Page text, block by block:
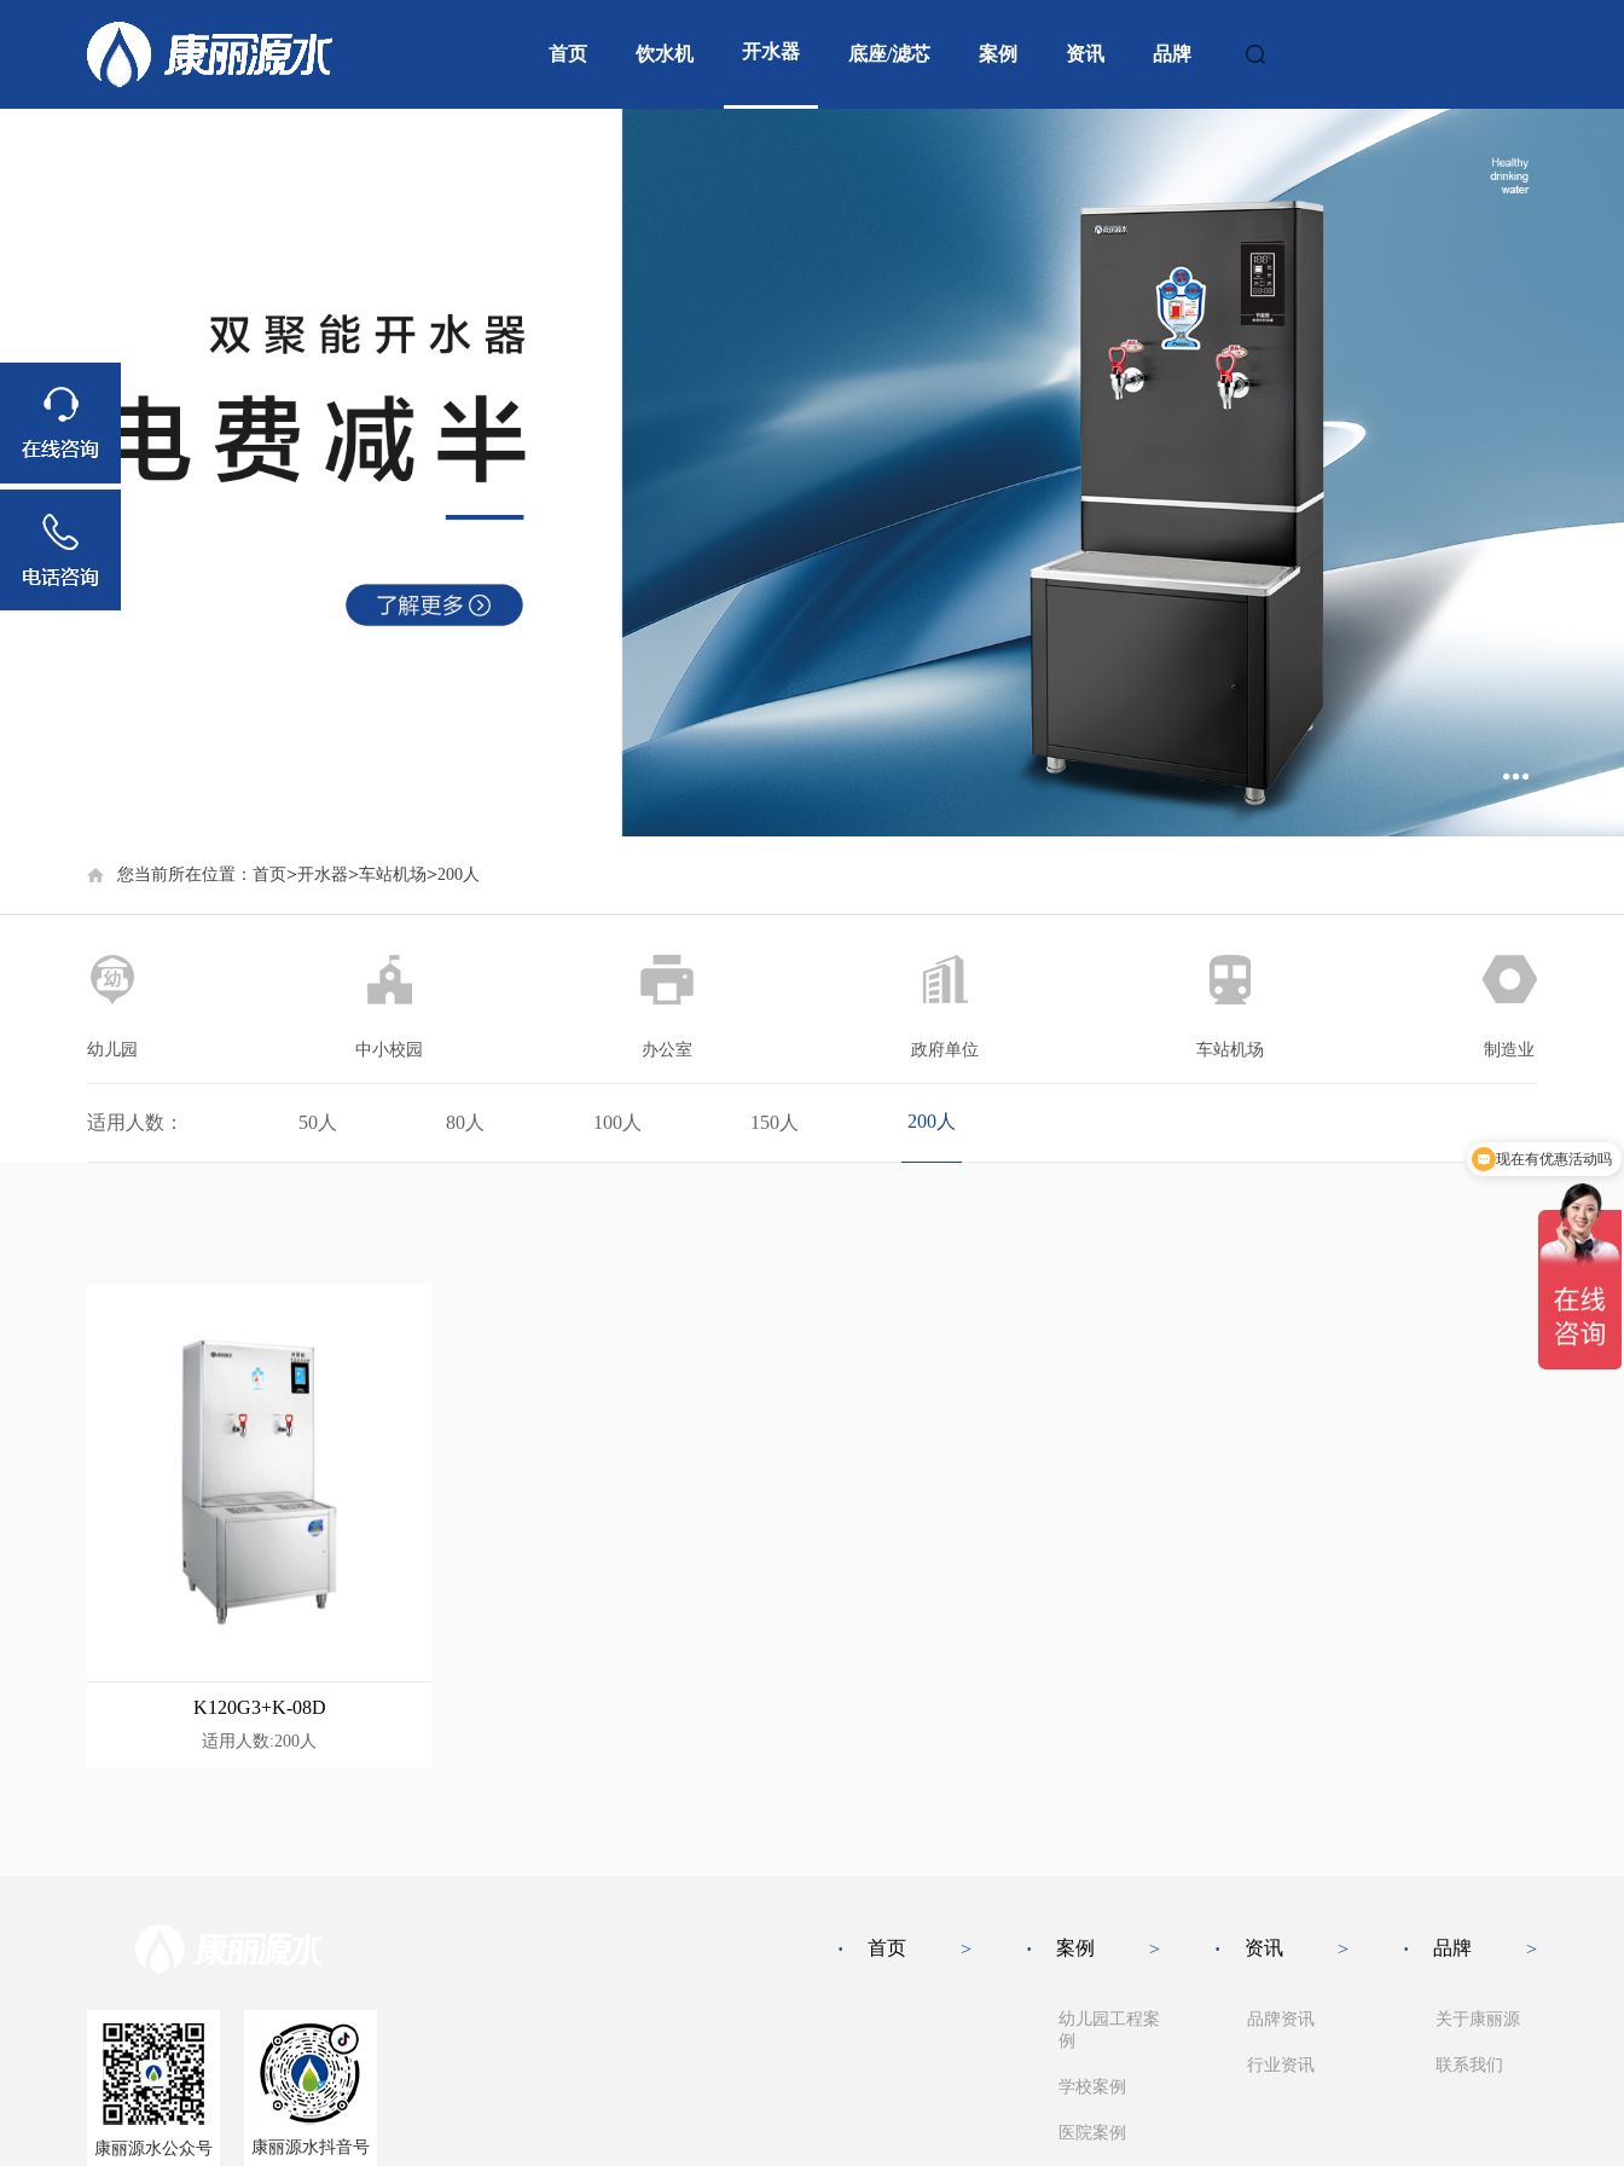
首页 饮水机 开水器 底座/滤芯 案例 资讯 品牌
交通工运输程
适用人数40人
适用人数50人 适用人数100人 适用人数150人 适用人数200人
适用人数50人 适用人数10人 适用人数30人
适用人数30人 适用人数50人 适用人数100人 适用人数150人 适用人数200人
适用人数30人 适用人数50人 适用人数100人 适用人数150人 适用人数200人
适用人数50人 适用人数100人 适用人数150人 适用人数200人
适用人数30人 适用人数50人 适用人数80人
适用人数50人 适用人数80人
适用人数30人 适用人数50人 适用人数80人 适用人数100人 适用人数150人 适用人数200人
适用人数50人 适用人数80人 适用人数100人 适用人数150人 适用人数200人
适用人数50人 适用人数80人 适用人数100人 适用人数150人
400-800-7052
您当前所在位置： 首页>开水器>车站机场>200人
幼儿园 中小校园 办公室 政府单位 车站机场 制造业
适用人数： 50人 80人 100人 150人 200人
K120G3+K-08D
适用人数:200人
· 首页 > · 案例 >
幼儿园工程案
例
学校案例
医院案例
· 资讯 >
品牌资讯
行业资讯
· 品牌 >
关于康丽源
联系我们
康丽源水公众号 康丽源水抖音号
现在有优惠活动吗